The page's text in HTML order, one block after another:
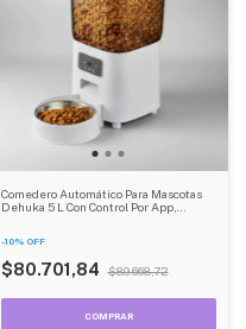
Comedero Automático Para Mascotas
Dehuka 5 L Con Control Por App,
Bidireccional
-10% OFF
$80.701,84 $89.668,72